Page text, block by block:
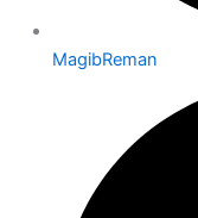
MagibReman